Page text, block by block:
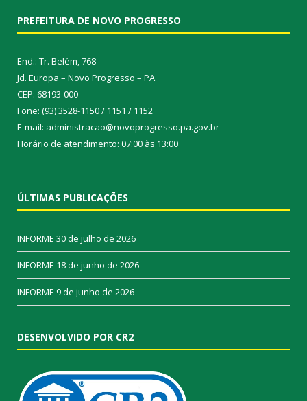
PREFEITURA DE NOVO PROGRESSO
End.: Tr. Belém, 768
Jd. Europa – Novo Progresso – PA
CEP: 68193-000
Fone: (93) 3528-1150 / 1151 / 1152
E-mail: administracao@novoprogresso.pa.gov.br
Horário de atendimento: 07:00 às 13:00
ÚLTIMAS PUBLICAÇÕES
INFORME 30 de julho de 2026
INFORME 18 de junho de 2026
INFORME 9 de junho de 2026
DESENVOLVIDO POR CR2